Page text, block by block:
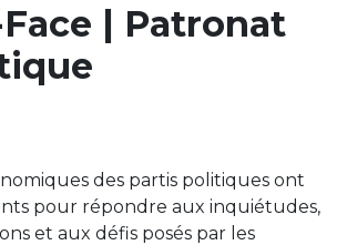
| Patronat
des partis politiques ont
pour répondre aux inquiétudes,
et aux défis posés par les